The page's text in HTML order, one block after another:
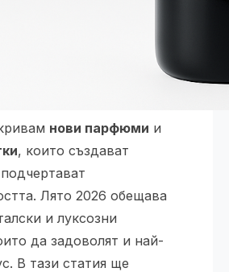
нови парфюми и
, които създават
Лято 2026 обещава
и луксозни
да задоволят и най-
В тази статия ще